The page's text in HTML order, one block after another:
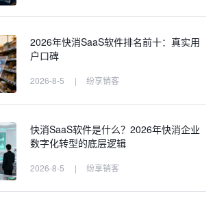
2026年快消SaaS软件排名前十：真实用
户口碑
2026-8-5 | 纷享销客
快消SaaS软件是什么？2026年快消企业
数字化转型的底层逻辑
2026-8-5 | 纷享销客